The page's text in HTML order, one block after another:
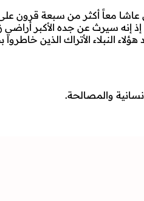
عاشا معاً أكثر من سبعة قرون
إنه سيرث عن جده الأكبر
النبلاء الأتراك الذين
والمصالحة.